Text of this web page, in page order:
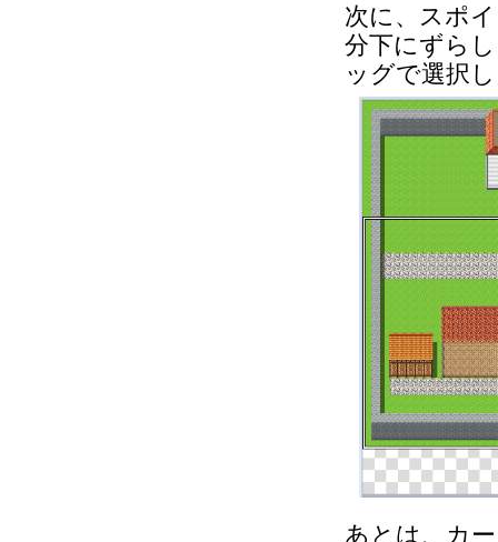
次に、スポ
分下にずら
ッグで選択
あとは、カ